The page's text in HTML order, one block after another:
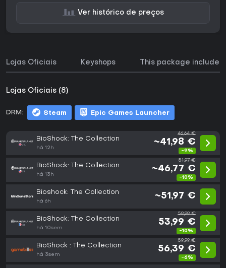
Ver histórico de preços
Lojas Oficiais Keyshops This package includes
Lojas Oficiais (8)
DRM: Steam Epic Games Launcher
BioShock: The Collection
há 12h
46,64 €
~41,98 €
-9%
BioShock: The Collection
há 13h
51,97 €
~46,77 €
-10%
Bioshock: The Collection
há 6h
~51,97 €
BioShock: The Collection
há 10sem
59,99 €
53,99 €
-10%
BioShock : The Collection
há 3sem
59,99 €
56,39 €
-6%